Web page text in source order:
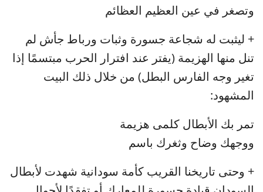
وتصغر في عين العظيم العظائم
+ ليثبت له شجاعة جسورة وثبات ورباط جأش لم
تنل منها الهزيمة (يفتر عند افترار الحرب مبتسمًا إذا
تغير وجه الفارس البطل) من خلال ذلك البيت
المشهود:
تمر بك الأبطال كلمى هزيمة
ووجهك وضاح وثغرك باسم
+ وحتى تاريخنا القريب كأمة سودانية شهدت لأبطال